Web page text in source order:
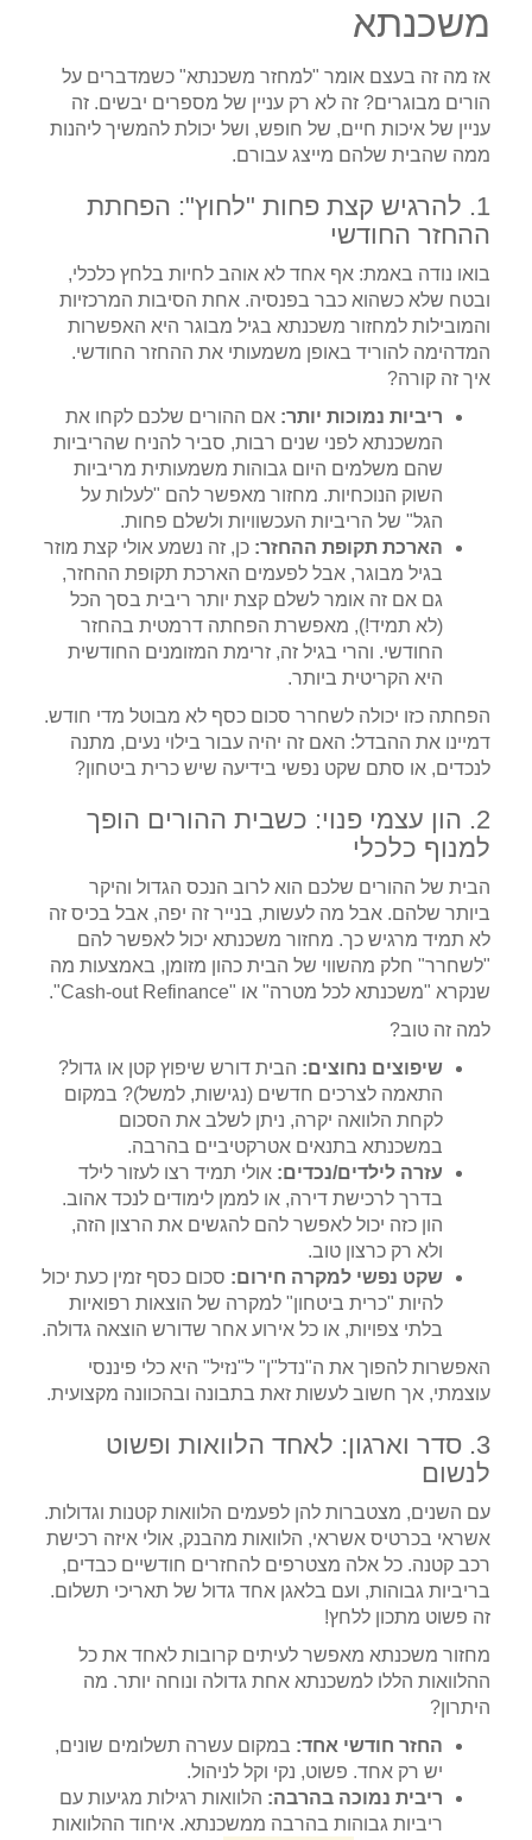
משכנתא
אז מה זה בעצם אומר "למחזר משכנתא" כשמדברים על
הורים מבוגרים? זה לא רק עניין של מספרים יבשים. זה
עניין של איכות חיים, של חופש, ושל יכולת להמשיך ליהנות
ממה שהבית שלהם מייצג עבורם.
1. להרגיש קצת פחות "לחוץ": הפחתת
ההחזר החודשי
בואו נודה באמת: אף אחד לא אוהב לחיות בלחץ כלכלי,
ובטח שלא כשהוא כבר בפנסיה. אחת הסיבות המרכזיות
והמובילות למחזור משכנתא בגיל מבוגר היא האפשרות
המדהימה להוריד באופן משמעותי את ההחזר החודשי.
איך זה קורה?
ריביות נמוכות יותר: אם ההורים שלכם לקחו את
המשכנתא לפני שנים רבות, סביר להניח שהריביות
שהם משלמים היום גבוהות משמעותית מריביות
השוק הנוכחיות. מחזור מאפשר להם "לעלות על
הגל" של הריביות העכשוויות ולשלם פחות.
הארכת תקופת ההחזר: כן, זה נשמע אולי קצת מוזר
בגיל מבוגר, אבל לפעמים הארכת תקופת ההחזר,
גם אם זה אומר לשלם קצת יותר ריבית בסך הכל
(לא תמיד!), מאפשרת הפחתה דרמטית בהחזר
החודשי. והרי בגיל זה, זרימת המזומנים החודשית
היא הקריטית ביותר.
הפחתה כזו יכולה לשחרר סכום כסף לא מבוטל מדי חודש.
דמיינו את ההבדל: האם זה יהיה עבור בילוי נעים, מתנה
לנכדים, או סתם שקט נפשי בידיעה שיש כרית ביטחון?
2. הון עצמי פנוי: כשבית ההורים הופך
למנוף כלכלי
הבית של ההורים שלכם הוא לרוב הנכס הגדול והיקר
ביותר שלהם. אבל מה לעשות, בנייר זה יפה, אבל בכיס זה
לא תמיד מרגיש כך. מחזור משכנתא יכול לאפשר להם
"לשחרר" חלק מהשווי של הבית כהון מזומן, באמצעות מה
שנקרא "משכנתא לכל מטרה" או "Cash-out Refinance".
למה זה טוב?
שיפוצים נחוצים: הבית דורש שיפוץ קטן או גדול?
התאמה לצרכים חדשים (נגישות, למשל)? במקום
לקחת הלוואה יקרה, ניתן לשלב את הסכום
במשכנתא בתנאים אטרקטיביים בהרבה.
עזרה לילדים/נכדים: אולי תמיד רצו לעזור לילד
בדרך לרכישת דירה, או לממן לימודים לנכד אהוב.
הון כזה יכול לאפשר להם להגשים את הרצון הזה,
ולא רק כרצון טוב.
שקט נפשי למקרה חירום: סכום כסף זמין כעת יכול
להיות "כרית ביטחון" למקרה של הוצאות רפואיות
בלתי צפויות, או כל אירוע אחר שדורש הוצאה גדולה.
האפשרות להפוך את ה"נדל"ן" ל"נזיל" היא כלי פיננסי
עוצמתי, אך חשוב לעשות זאת בתבונה ובהכוונה מקצועית.
3. סדר וארגון: לאחד הלוואות ופשוט
לנשום
עם השנים, מצטברות להן לפעמים הלוואות קטנות וגדולות.
אשראי בכרטיס אשראי, הלוואות מהבנק, אולי איזה רכישת
רכב קטנה. כל אלה מצטרפים להחזרים חודשיים כבדים,
בריביות גבוהות, ועם בלאגן אחד גדול של תאריכי תשלום.
זה פשוט מתכון ללחץ!
מחזור משכנתא מאפשר לעיתים קרובות לאחד את כל
ההלוואות הללו למשכנתא אחת גדולה ונוחה יותר. מה
היתרון?
החזר חודשי אחד: במקום עשרה תשלומים שונים,
יש רק אחד. פשוט, נקי וקל לניהול.
ריבית נמוכה בהרבה: הלוואות רגילות מגיעות עם
ריביות גבוהות בהרבה ממשכנתא. איחוד ההלוואות